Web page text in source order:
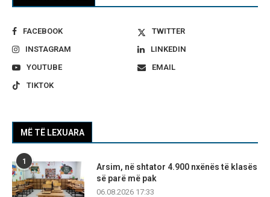
FACEBOOK
TWITTER
INSTAGRAM
LINKEDIN
YOUTUBE
EMAIL
TIKTOK
MË TË LEXUARA
1
Arsim, në shtator 4.900 nxënës të klasës
së parë më pak
06.08.2026 17:33